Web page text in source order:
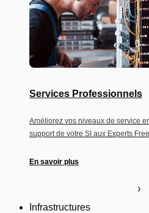
Services Professionnels
Améliorez vos niveaux de service
support de votre SI aux Experts
En savoir plus
Infrastructures